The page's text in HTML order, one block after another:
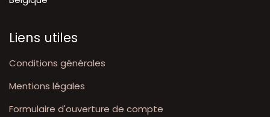
Liens utiles
Conditions générales
Mentions légales
Formulaire d'ouverture de compte